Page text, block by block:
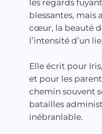
les regards
blessantes, mais
cœur, la beauté
l’intensité d’un
Elle écrit pour
et pour les
chemin souvent
batailles
inébranlable.